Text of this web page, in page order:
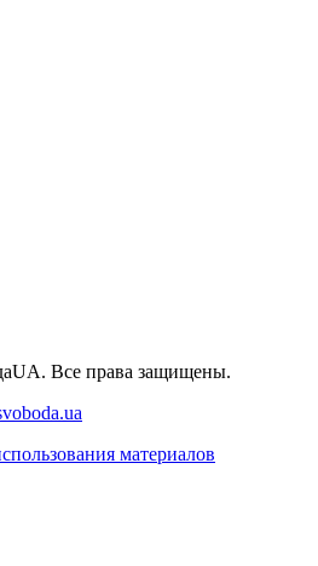
Все права защищены.
материалов